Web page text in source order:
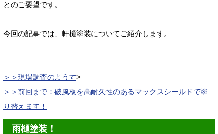
とのご要望です。
今回の記事では、軒樋塗装についてご紹介します。
＞＞現場調査のようす>
＞＞前回まで：破風板を高耐久性のあるマックスシールドで塗
り替えます！
雨樋塗装！